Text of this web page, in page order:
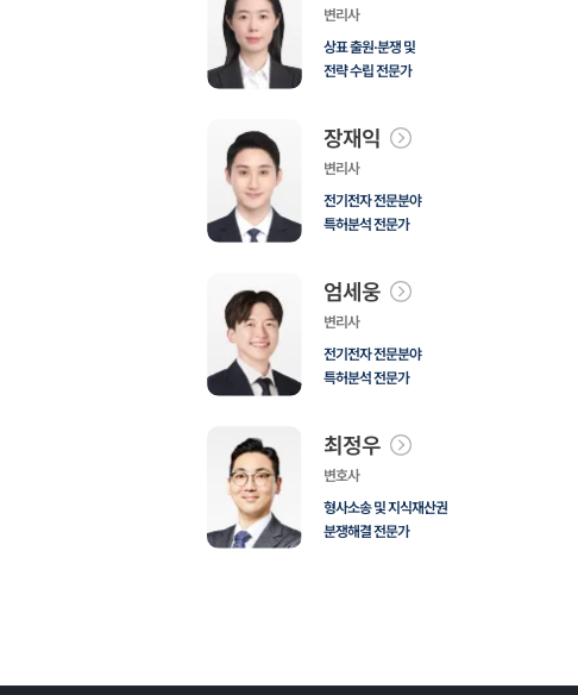
변리사
상표 출원·분쟁 및
전략 수립 전문가
장재익
변리사
전기전자 전문분야
특허분석 전문가
엄세웅
변리사
전기전자 전문분야
특허분석 전문가
최정우
변호사
형사소송 및 지식재산권
분쟁해결 전문가